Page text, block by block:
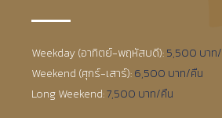
Weekday (อาทิตย์-พฤหัสบดี):5,500 บาท
Weekend (ศุกร์-เสาร์):6,500 บาท/คืน
Long Weekend:7,500 บาท/คืน